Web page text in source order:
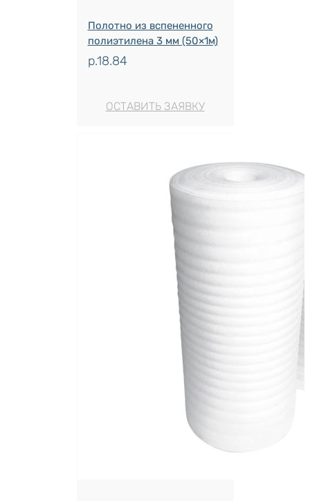
Полотно из вспененного
полиэтилена 3 мм (50×1м)
р.18.84
ОСТАВИТЬ ЗАЯВКУ